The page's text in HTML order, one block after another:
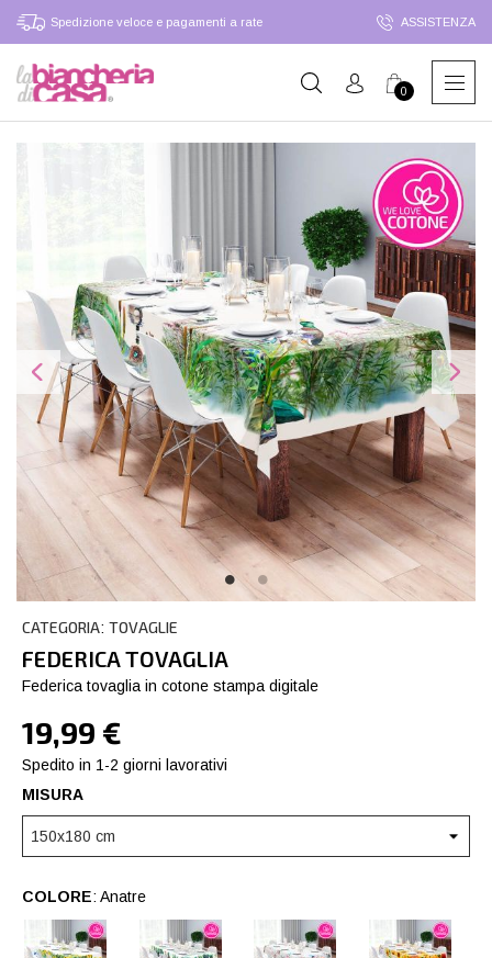
Spedizione veloce e pagamenti a rate ASSISTENZA
0
CATEGORIA: TOVAGLIE
FEDERICA TOVAGLIA
Federica tovaglia in cotone stampa digitale
19,99 €
Spedito in 1-2 giorni lavorativi
MISURA
COLORE: Anatre
Succulente